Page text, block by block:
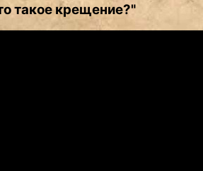
такое крещение?"